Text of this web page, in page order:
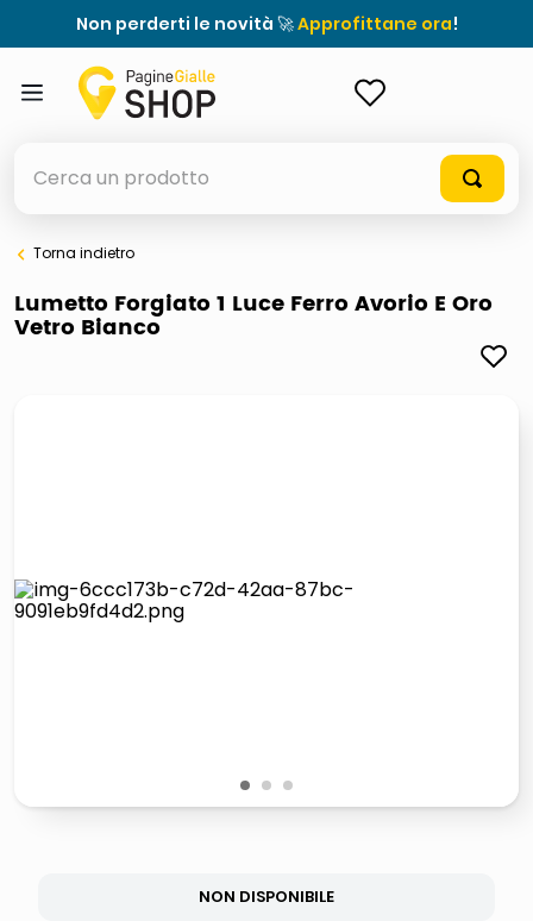
Non perderti le novità 🚀Approfittane ora!
elenchi telefonici
meme
elenco telefonico
pattumiera raccolta differenziata
Torna indietro
Lumetto Forgiato 1 Luce Ferro Avorio E Oro
Vetro Bianco
1 2 3
NON DISPONIBILE